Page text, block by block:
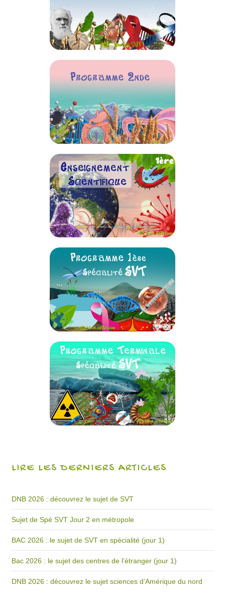
LIRE LES DERNIERS ARTICLES
DNB 2026 : découvrez le sujet de SVT
Sujet de Spé SVT Jour 2 en métropole
BAC 2026 : le sujet de SVT en spécialité (jour 1)
Bac 2026 : le sujet des centres de l’étranger (jour 1)
DNB 2026 : découvrez le sujet sciences d’Amérique du nord